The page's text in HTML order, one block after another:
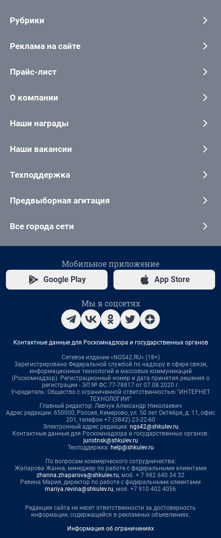
Рубрики
Реклама на сайте
Прайс-лист
О компании
Наши награды
Наши вакансии
Техподдержка
Предвыборная агитация
Все города сети
Мобильное приложение
Google Play App Store
Мы в соцсетях
Контактные данные для Роскомнадзора и государственных органов
Сетевое издание «NGS42.RU» (18+)
Зарегистрировано Федеральной службой по надзору в сфере связи,
информационных технологий и массовых коммуникаций
(Роскомнадзор). Регистрационный номер и дата принятия решения о
регистрации - ЭЛ № ФС 77-78817 от 07.08.2020 г.
Учредитель: Общество с ограниченной ответственностью "ИНТЕРНЕТ
ТЕХНОЛОГИИ"
Главный редактор: Левчук Александр Николаевич
Адрес редакции: 650000, Россия, Кемерово, ул. 50 лет Октября, д. 11, офис
201, телефон +7 (3842) 23-22-60
Электронный адрес редакции: ngs42@shkulev.ru
Контактные данные для Роскомнадзора и государственных органов:
juristnsk@shkulev.ru
Техподдержка: help@shkulev.ru
По вопросам коммерческого сотрудничества:
Жапарова Жанна, менеджер по работе с федеральными клиентами
zhanna.zhaparova@shkulev.ru, моб. + 7 982 640 34 32
Ревина Мария, директор по работе с федеральными клиентами
mariya.revina@shkulev.ru, моб. +7 910 402 4056
Редакция сайта не несет ответственности за достоверность
информации, содержащейся в рекламных объявлениях.
Информация об ограничениях